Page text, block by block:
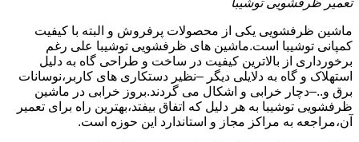
تعمیر ظرفشویی توشیبا
ماشین ظرفشویی یکی از محصولات پرفروش و البته با کیفیت
کمپانی توشیبا است.ماشین های ظرفشویی توشیبا علی رغم
برخورداری از بالاترین کیفیت در ساخت و طراحی گاه به دلیل
استهلاک و گاه به دلایلی دیگر –نظیر دستکاری های کاربر،نوسانات
برق و..–دچار خرابی و اشکال می گردند.بروز خرابی در ماشین
ظرفشویی توشیبا به هر دلیل که اتفاق بیفتد،بهترین راه برای تعمیر
آن،مراجعه به مراکز مجاز و استاندارد این حوزه است.